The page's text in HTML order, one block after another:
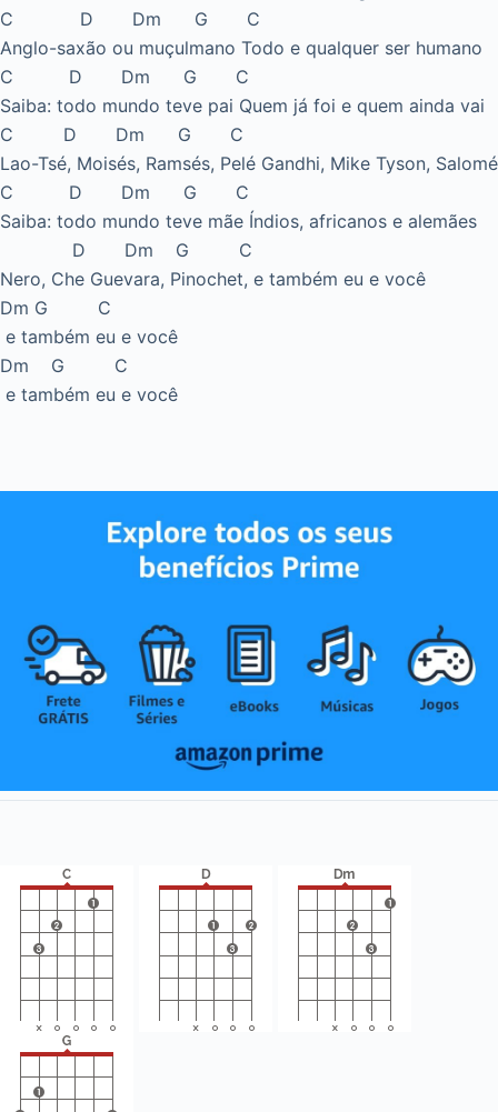
C D Dm G C
Anglo-saxão ou muçulmano Todo e qualquer ser humano
C D Dm G C
Saiba: todo mundo teve pai Quem já foi e quem ainda vai
C D Dm G C
Lao-Tsé, Moisés, Ramsés, Pelé Gandhi, Mike Tyson, Salomé
C D Dm G C
Saiba: todo mundo teve mãe Índios, africanos e alemães
D Dm G C
Nero, Che Guevara, Pinochet, e também eu e você
Dm G C
e também eu e você
Dm G C
e também eu e você